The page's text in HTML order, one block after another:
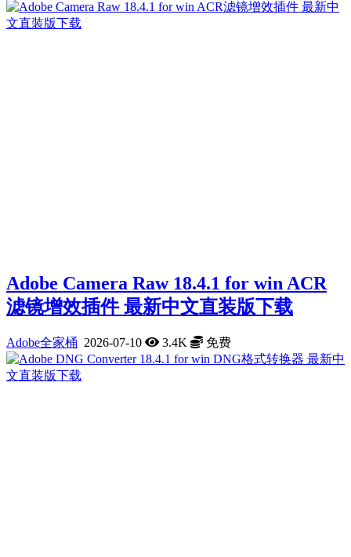
Adobe Camera Raw 18.4.1 for win ACR
滤镜增效插件 最新中文直装版下载
Adobe全家桶 2026-07-10 3.4K 免费